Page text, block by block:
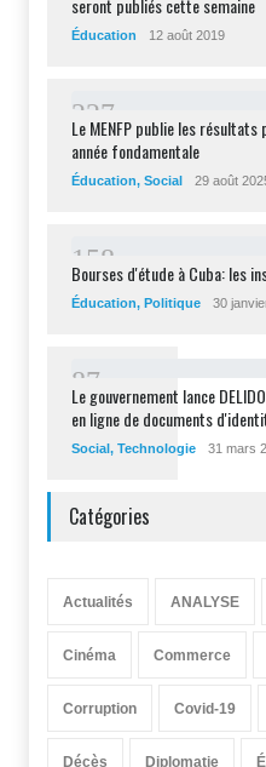
Éducation 12 août 2019
227
Le MENFP publie les
année fondamentale
Éducation, Social 29 août
1 58
Bourses d'étude à Cuba: les
Éducation, Politique 30
87
Le gouvernement lance
en ligne de documents
Social, Technologie 31 mars
Catégories
Actualités ANALYSE
Cinéma Commerce
Corruption Covid-19
Décès Diplomatie